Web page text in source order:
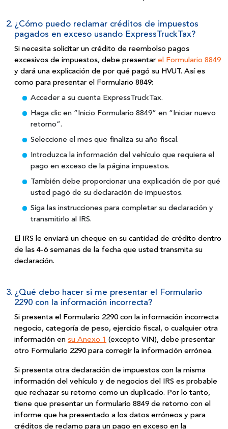
2. ¿Cómo puedo reclamar créditos de impuestos
pagados en exceso usando ExpressTruckTax?
Si necesita solicitar un crédito de reembolso pagos
excesivos de impuestos, debe presentar el Formulario 8849
y dará una explicación de por qué pagó su HVUT. Así es
como para presentar el Formulario 8849:
Acceder a su cuenta ExpressTruckTax.
Haga clic en “Inicio Formulario 8849” en “Iniciar nuevo
retorno”.
Seleccione el mes que finaliza su año fiscal.
Introduzca la información del vehículo que requiera el
pago en exceso de la página impuestos.
También debe proporcionar una explicación de por qué
usted pagó de su declaración de impuestos.
Siga las instrucciones para completar su declaración y
transmitirlo al IRS.
El IRS le enviará un cheque en su cantidad de crédito dentro
de las 4-6 semanas de la fecha que usted transmita su
declaración.
3. ¿Qué debo hacer si me presentar el Formulario
2290 con la información incorrecta?
Si presenta el Formulario 2290 con la información incorrecta
negocio, categoría de peso, ejercicio fiscal, o cualquier otra
información en su Anexo 1 (excepto VIN), debe presentar
otro Formulario 2290 para corregir la información errónea.
Si presenta otra declaración de impuestos con la misma
información del vehículo y de negocios del IRS es probable
que rechazar su retorno como un duplicado. Por lo tanto,
tiene que presentar un formulario 8849 de retorno con el
informe que ha presentado a los datos erróneos y para
créditos de reclamo para un pago en exceso en la